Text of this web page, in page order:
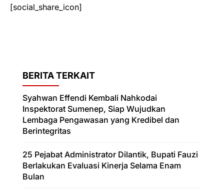
[social_share_icon]
BERITA TERKAIT
Syahwan Effendi Kembali Nahkodai
Inspektorat Sumenep, Siap Wujudkan
Lembaga Pengawasan yang Kredibel dan
Berintegritas
25 Pejabat Administrator Dilantik, Bupati Fauzi
Berlakukan Evaluasi Kinerja Selama Enam
Bulan